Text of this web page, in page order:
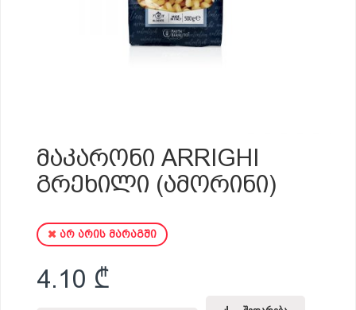
ᲛᲐᲙᲐᲠᲝᲜᲘ ARRIGHI
ᲒᲠᲔᲮᲘᲚᲘ (ᲐᲛᲝᲠᲘᲜᲘ)
არ არის მარაგში
4.10 ₾